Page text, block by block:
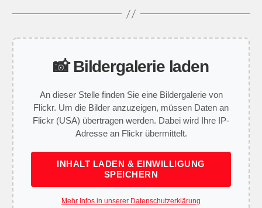
📸 Bildergalerie laden
An dieser Stelle finden Sie eine Bildergalerie von
Flickr. Um die Bilder anzuzeigen, müssen Daten an
Flickr (USA) übertragen werden. Dabei wird Ihre IP-
Adresse an Flickr übermittelt.
INHALT LADEN & EINWILLIGUNG
SPEICHERN
Mehr Infos in unserer Datenschutzerklärung